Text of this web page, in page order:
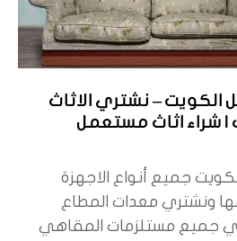
– نشتري الاثاث
| شراء اثاث مستعمل
جميع أنواع الاجهزة
ونشتري معدات المطاع
جميع مستلزمات المقاهي